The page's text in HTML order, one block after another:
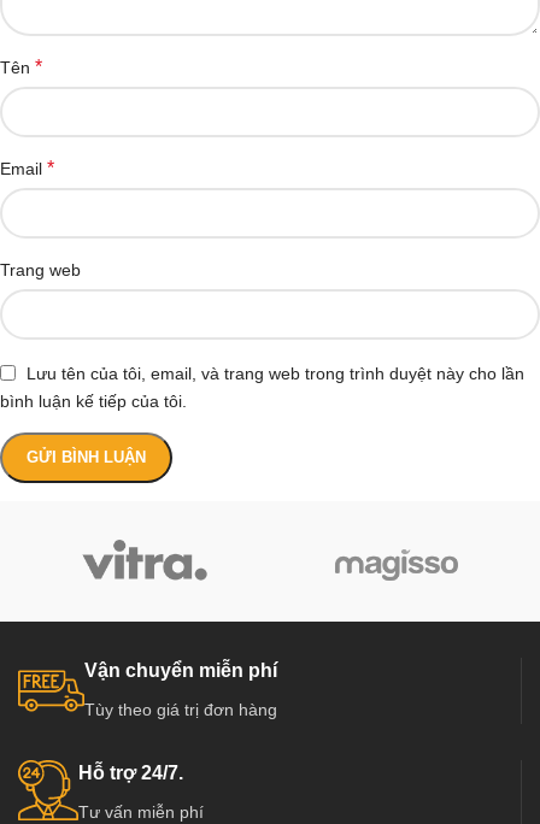
Tên *
Email *
Trang web
Lưu tên của tôi, email, và trang web trong trình duyệt này cho lần
bình luận kế tiếp của tôi.
Vận chuyển miễn phí
Tùy theo giá trị đơn hàng
Hỗ trợ 24/7.
Tư vấn miễn phí